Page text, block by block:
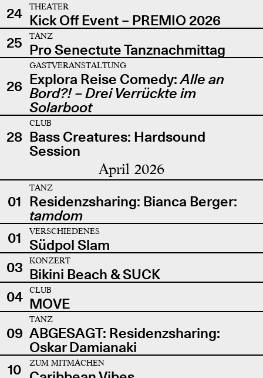
24
THEATER
Kick Off Event – PREMIO 2026
25
TANZ
Pro Senectute Tanznachmittag
26
GASTVERANSTALTUNG
Explora Reise Comedy:Alle an
Bord?! – Drei Verrückte im
Solarboot
28
CLUB
Bass Creatures: Hardsound
Session
April 2026
01
TANZ
Residenzsharing: Bianca Berger:
tamdom
01
VERSCHIEDENES
Südpol Slam
03
KONZERT
Bikini Beach & SUCK
04
CLUB
MOVE
09
TANZ
ABGESAGT: Residenzsharing:
Oskar Damianaki
10
ZUM MITMACHEN